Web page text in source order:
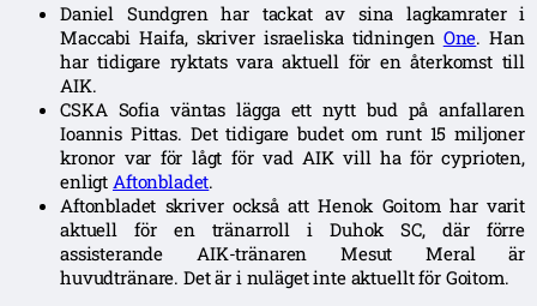
Daniel Sundgren har tackat av sina lagkamrater i
Maccabi Haifa, skriver israeliska tidningen One. Han
har tidigare ryktats vara aktuell för en återkomst till
AIK.
CSKA Sofia väntas lägga ett nytt bud på anfallaren
Ioannis Pittas. Det tidigare budet om runt 15 miljoner
kronor var för lågt för vad AIK vill ha för cyprioten,
enligt Aftonbladet.
Aftonbladet skriver också att Henok Goitom har varit
aktuell för en tränarroll i Duhok SC, där förre
assisterande AIK-tränaren Mesut Meral är
huvudtränare. Det är i nuläget inte aktuellt för Goitom.